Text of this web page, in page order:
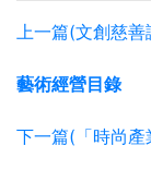
上一篇(文創慈
藝術經營目錄
下一篇(「時尚產